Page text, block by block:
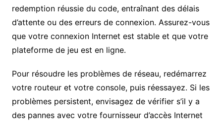
redemption réussie du code, entraînant des délais
d’attente ou des erreurs de connexion. Assurez-vous
que votre connexion Internet est stable et que votre
plateforme de jeu est en ligne.
Pour résoudre les problèmes de réseau, redémarrez
votre routeur et votre console, puis réessayez. Si les
problèmes persistent, envisagez de vérifier s’il y a
des pannes avec votre fournisseur d’accès Internet